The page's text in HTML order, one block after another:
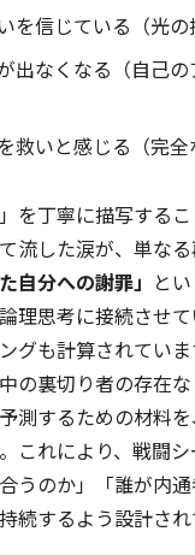
を信じている（光の
出なくなる（自己の
救いと感じる（完全
を丁寧に描写する
流した涙が、単な
自分への謝罪」 と
理思考に接続させて
グも計算されてい
の裏切り者の存在
測するための材料
これにより、戦闘
うのか」「誰が内
続するよう設計され